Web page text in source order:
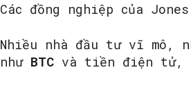
Các đồng nghiệp của
Nhiều nhà đầu tư vĩ mô,
như BTC và tiền điện tử,